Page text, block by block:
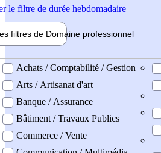
le filtre de durée hebdomadaire
filtres de Domaine professionnel
professionel
Achats / Comptabilité / Gestion
Arts / Artisanat d'art
Banque / Assurance
Bâtiment / Travaux Publics
Commerce / Vente